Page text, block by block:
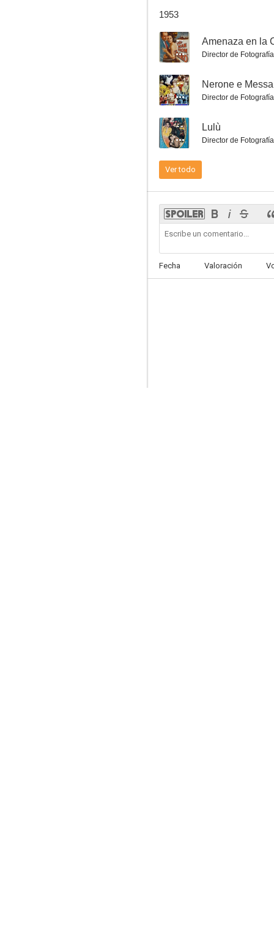
--
A fil di spada
--
1953
-- Amenaza en la
Director de Fotografía
-- Nerone e
Director de Fotografía
-- Lulù
Director de Fotografía
Ver todo
Fecha Valoración